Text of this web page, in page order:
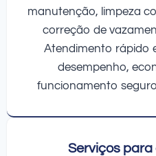
manutenção, limpeza
correção de
Atendimento rápido
desempenho,
funcionamento
Serviços